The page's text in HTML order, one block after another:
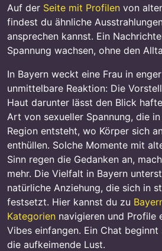
Auf der Seite mit Profilen von
findest du ähnliche
ansprechen kannst. Ein
Spannung wachsen, ohne den
In Bayern weckt eine Frau in
unmittelbare Reaktion: Die
Haut darunter lässt den Blick
Art von sexueller Spannung, die
Region entsteht, wo Körper sich
enthüllen. Solche Momente mit
Sinn regen die Gedanken an,
mehr. Die Vielfalt in Bayern
natürliche Anziehung, die sich in
festsetzt. Hier kannst du zu
Kategorien navigieren und Profile
Vibes einfangen. Ein Chat
die aufkeimende Lust.